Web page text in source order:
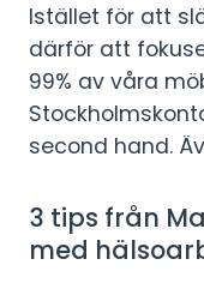
Istället för att
därför att
99% av våra
second hand.
3 tips från
med